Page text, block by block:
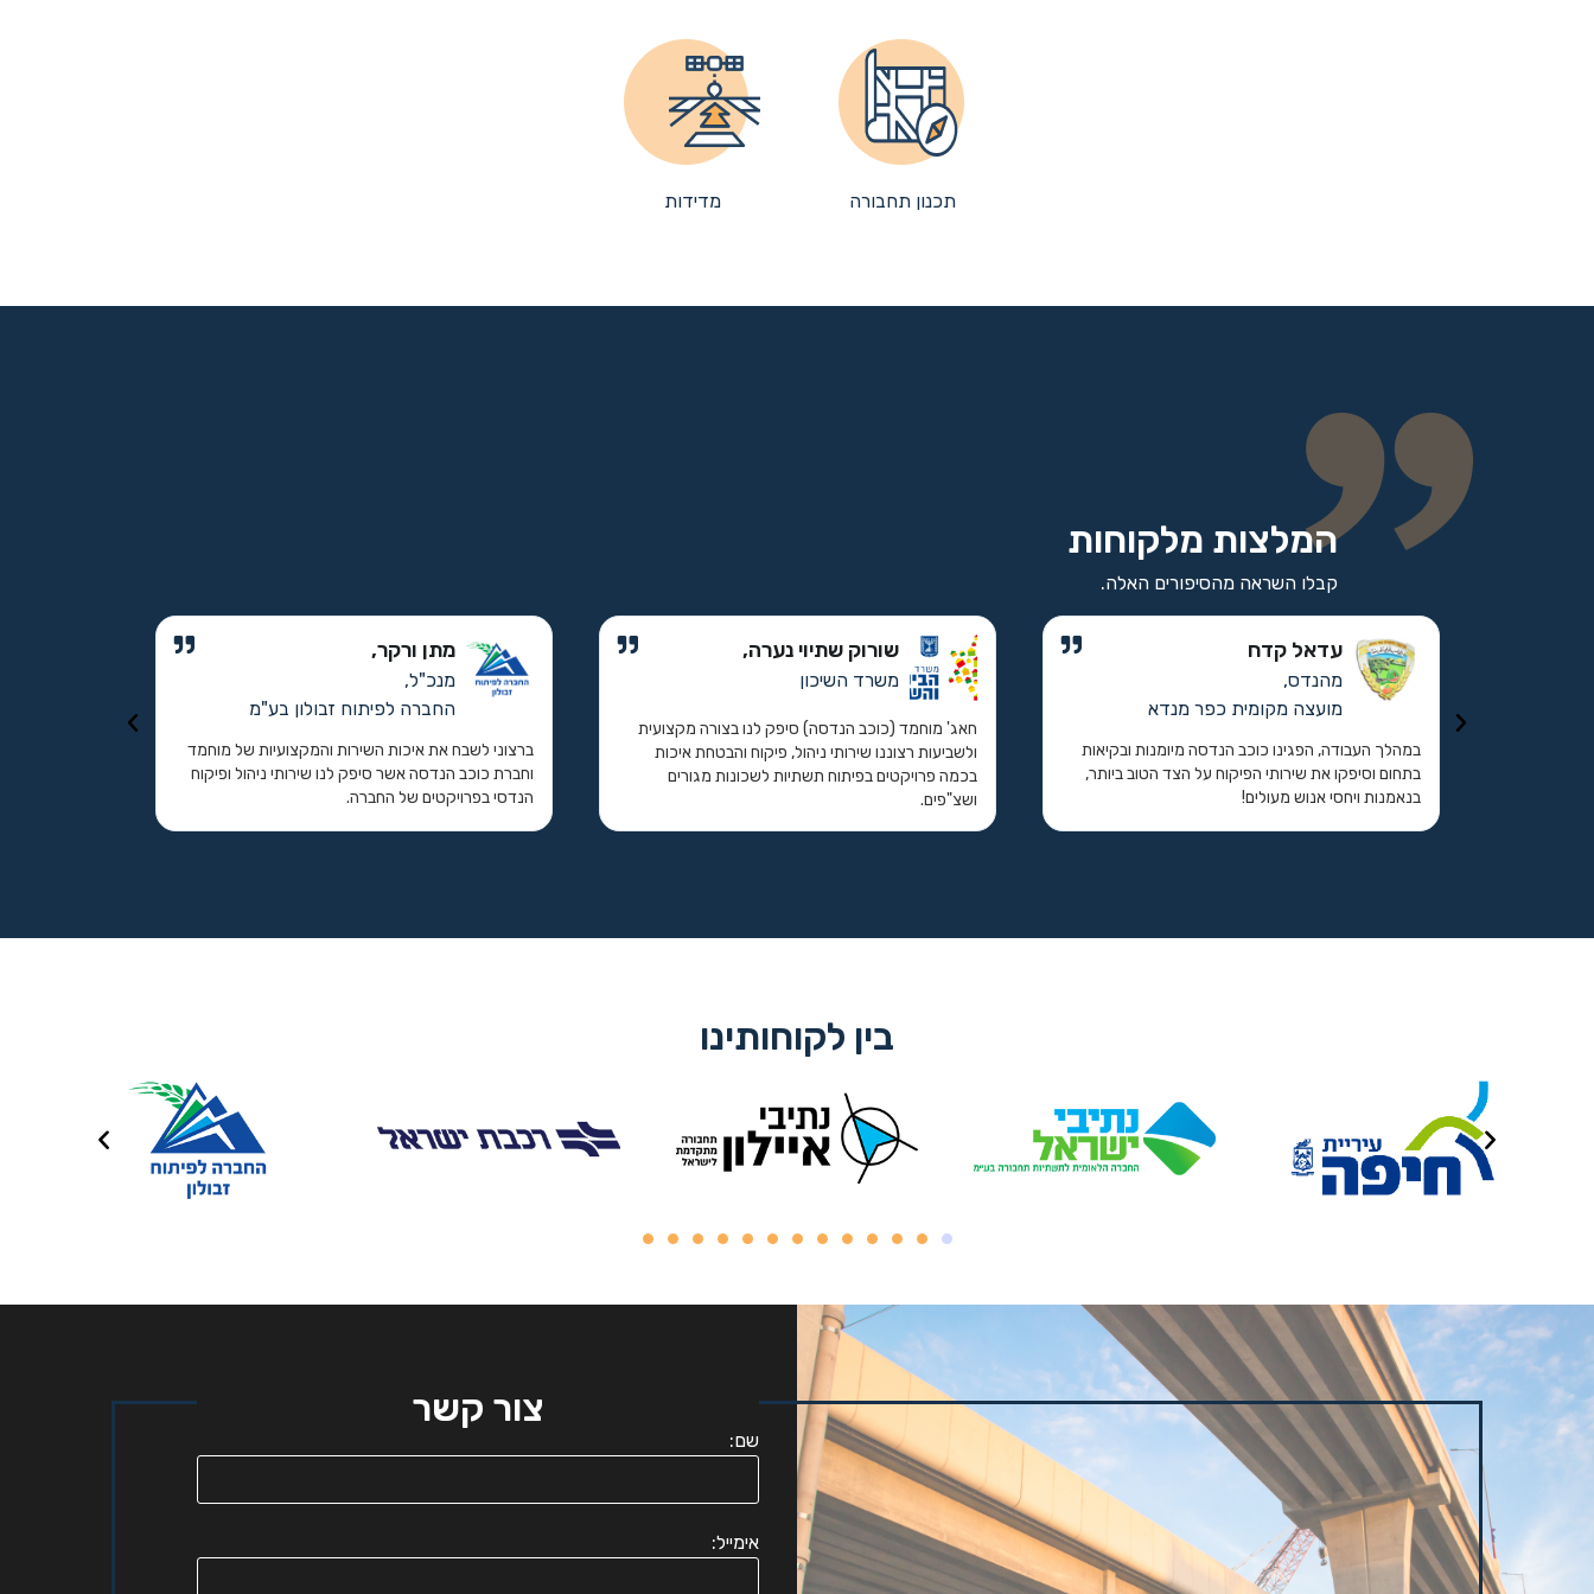
תכנון תחבורה מדידות
המלצות מלקוחות
קבלו השראה מהסיפורים האלה.
עדאל קדח
מהנדס,
מועצה מקומית כפר מנדא
במהלך העבודה, הפגינו כוכב הנדסה מיומנות ובקיאות
בתחום וסיפקו את שירותי הפיקוח על הצד הטוב ביותר,
בנאמנות ויחסי אנוש מעולים!
שורוק שתיוי נערה,
משרד השיכון
חאג' מוחמד (כוכב הנדסה) סיפק לנו בצורה מקצועית
ולשביעות רצוננו שירותי ניהול, פיקוח והבטחת איכות
בכמה פרויקטים בפיתוח תשתיות לשכונות מגורים
ושצ"פים.
מתן ורקר,
מנכ"ל,
החברה לפיתוח זבולון בע"מ
ברצוני לשבח את איכות השירות והמקצועיות של מוחמד
וחברת כוכב הנדסה אשר סיפק לנו שירותי ניהול ופיקוח
הנדסי בפרויקטים של החברה.
בין לקוחותינו
צור קשר
שם:
אימייל: